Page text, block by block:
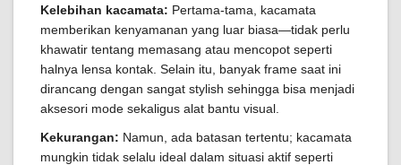
Kelebihan kacamata: Pertama-tama, kacamata
memberikan kenyamanan yang luar biasa—tidak perlu
khawatir tentang memasang atau mencopot seperti
halnya lensa kontak. Selain itu, banyak frame saat ini
dirancang dengan sangat stylish sehingga bisa menjadi
aksesori mode sekaligus alat bantu visual.
Kekurangan: Namun, ada batasan tertentu; kacamata
mungkin tidak selalu ideal dalam situasi aktif seperti